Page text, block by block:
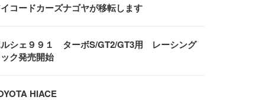
コードカーズナゴヤが移転します
シェ９９１ ターボS/GT2/GT3用 レーシング
ク発売開始
HIACE